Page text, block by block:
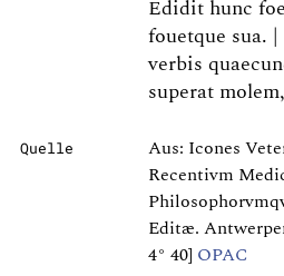
Edidit hunc
fouetque sua.
verbis
superat
Quelle
Aus: Icones
Recentivm
Editæ.
4° 40] OPAC